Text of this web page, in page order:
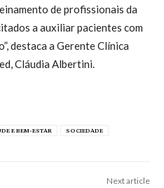
de profissionais da
a auxiliar pacientes com
destaca a Gerente Clínica
Cláudia Albertini.
E BEM-ESTAR SOCIEDADE
Next article